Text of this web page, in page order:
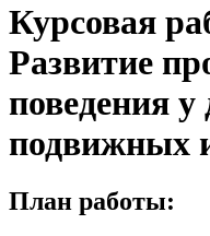
Курсовая
Развитие
поведения
подвижных
План работы: